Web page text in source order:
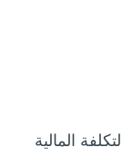
المالية